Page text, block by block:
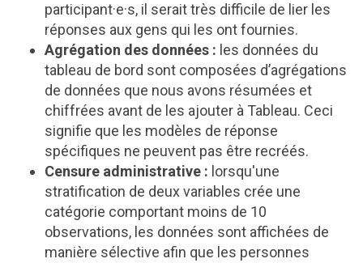
participant·e·s, il serait très difficile de lier les
réponses aux gens qui les ont fournies.
Agrégation des données : les données du
tableau de bord sont composées d’agrégations
de données que nous avons résumées et
chiffrées avant de les ajouter à Tableau. Ceci
signifie que les modèles de réponse
spécifiques ne peuvent pas être recréés.
Censure administrative : lorsqu'une
stratification de deux variables crée une
catégorie comportant moins de 10
observations, les données sont affichées de
manière sélective afin que les personnes